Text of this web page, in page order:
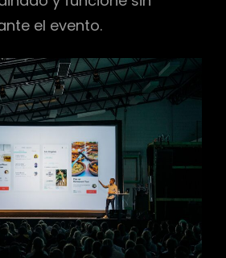
el evento.